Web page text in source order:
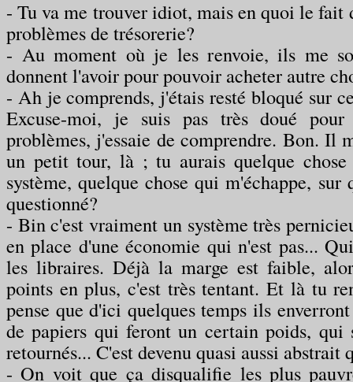
- Tu va me trouver idiot, mais en quoi le fait
problèmes de trésorerie?
- Au moment où je les renvoie, ils me
donnent l'avoir pour pouvoir acheter autre
- Ah je comprends, j'étais resté bloqué sur
Excuse-moi, je suis pas très doué
problèmes, j'essaie de comprendre. Bon. Il
un petit tour, là ; tu aurais quelque
système, quelque chose qui m'échappe,
questionné?
- Bin c'est vraiment un système très
en place d'une économie qui n'est pas...
les libraires. Déjà la marge est faible,
points en plus, c'est très tentant. Et là tu
pense que d'ici quelques temps ils
de papiers qui feront un certain poids, qui
retournés... C'est devenu quasi aussi abstrait
- On voit que ça disqualifie les plus